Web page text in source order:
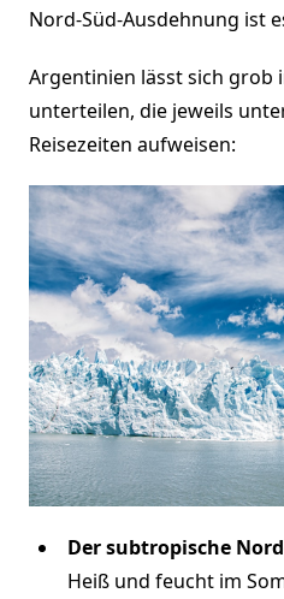
Nord-Süd-Ausdehnung ist
Argentinien lässt sich grob
unterteilen, die jeweils
Reisezeiten aufweisen:
Der subtropische
Heiß und feucht im